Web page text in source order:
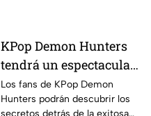
KPop Demon Hunters
tendrá un espectacular
libro de arte con más de
500 ilustraciones
Los fans de KPop Demon
Hunters podrán descubrir los
secretos detrás de la exitosa